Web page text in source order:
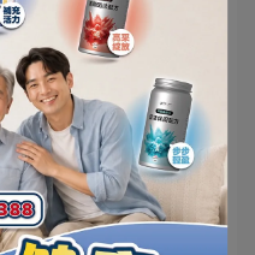
Schautz, M.
of Weight Loss
Tissue Distribution,
and Resting
Young Overweight
Journal of
[Web of